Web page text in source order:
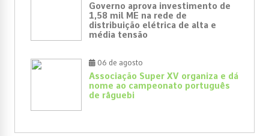
Governo aprova investimento de
1,58 mil ME na rede de
distribuição elétrica de alta e
média tensão
06 de agosto
Associação Super XV organiza e dá
nome ao campeonato português
de râguebi